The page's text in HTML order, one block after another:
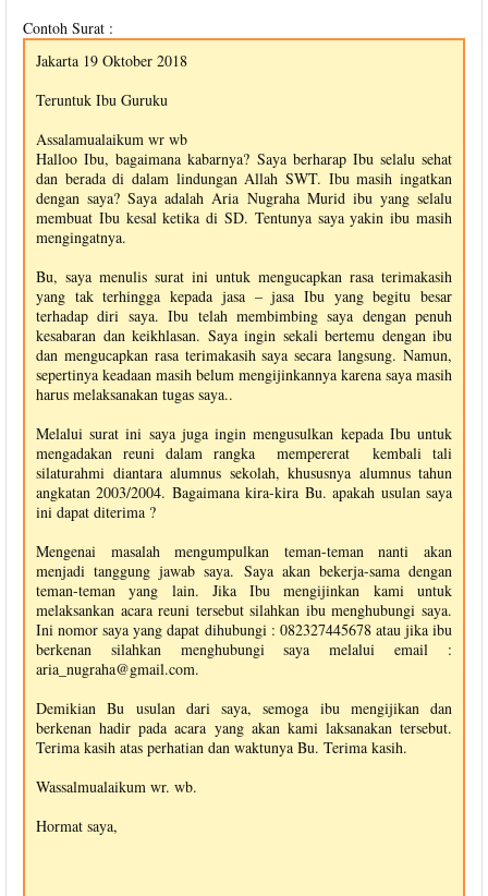
Contoh Surat :
Jakarta 19 Oktober 2018
Teruntuk Ibu Guruku
Assalamualaikum wr wb
Halloo Ibu, bagaimana kabarnya? Saya berharap Ibu selalu sehat
dan berada di dalam lindungan Allah SWT. Ibu masih ingatkan
dengan saya? Saya adalah Aria Nugraha Murid ibu yang selalu
membuat Ibu kesal ketika di SD. Tentunya saya yakin ibu masih
mengingatnya.
Bu, saya menulis surat ini untuk mengucapkan rasa terimakasih
yang tak terhingga kepada jasa – jasa Ibu yang begitu besar
terhadap diri saya. Ibu telah membimbing saya dengan penuh
kesabaran dan keikhlasan. Saya ingin sekali bertemu dengan ibu
dan mengucapkan rasa terimakasih saya secara langsung. Namun,
sepertinya keadaan masih belum mengijinkannya karena saya masih
harus melaksanakan tugas saya..
Melalui surat ini saya juga ingin mengusulkan kepada Ibu untuk
mengadakan reuni dalam rangka mempererat kembali tali
silaturahmi diantara alumnus sekolah, khususnya alumnus tahun
angkatan 2003/2004. Bagaimana kira-kira Bu. apakah usulan saya
ini dapat diterima ?
Mengenai masalah mengumpulkan teman-teman nanti akan
menjadi tanggung jawab saya. Saya akan bekerja-sama dengan
teman-teman yang lain. Jika Ibu mengijinkan kami untuk
melaksankan acara reuni tersebut silahkan ibu menghubungi saya.
Ini nomor saya yang dapat dihubungi : 082327445678 atau jika ibu
berkenan silahkan menghubungi saya melalui email :
aria_nugraha@gmail.com.
Demikian Bu usulan dari saya, semoga ibu mengijikan dan
berkenan hadir pada acara yang akan kami laksanakan tersebut.
Terima kasih atas perhatian dan waktunya Bu. Terima kasih.
Wassalmualaikum wr. wb.
Hormat saya,